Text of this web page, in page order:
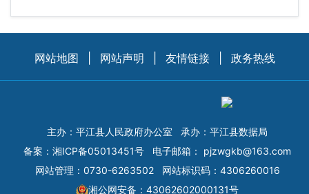
网站地图 网站声明 友情链接 政务热线
主办：平江县人民政府办公室
承办：平江县数据局
备案： 湘ICP备05013451号 电子邮箱： pjzwgkb@163.com
网站管理：0730-6263502
网站标识码：4306260016
湘公网安备：43062602000131号